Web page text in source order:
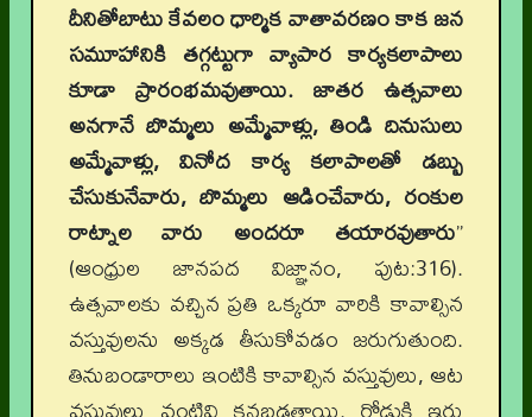
దీనితోబాటు కేవలం ధార్మిక వాతావరణం కాక జన
సమూహానికి తగ్గట్టుగా వ్యాపార కార్యకలాపాలు
కూడా ప్రారంభమవుతాయి. జాతర ఉత్సవాలు
అనగానే బొమ్మలు అమ్మేవాళ్లు, తిండి దినుసులు
అమ్మేవాళ్లు, వినోద కార్య కలాపాలతో డబ్బు
చేసుకునేవారు, బొమ్మలు ఆడించేవారు, రంకుల
రాట్నాల వారు అందరూ తయారవుతారు”
(ఆంధ్రుల జానపద విజ్ఞానం, పుట:316).
ఉత్సవాలకు వచ్చిన ప్రతి ఒక్కరూ వారికి కావాల్సిన
వస్తువులను అక్కడ తీసుకోవడం జరుగుతుంది.
తినుబండారాలు ఇంటికి కావాల్సిన వస్తువులు, ఆట